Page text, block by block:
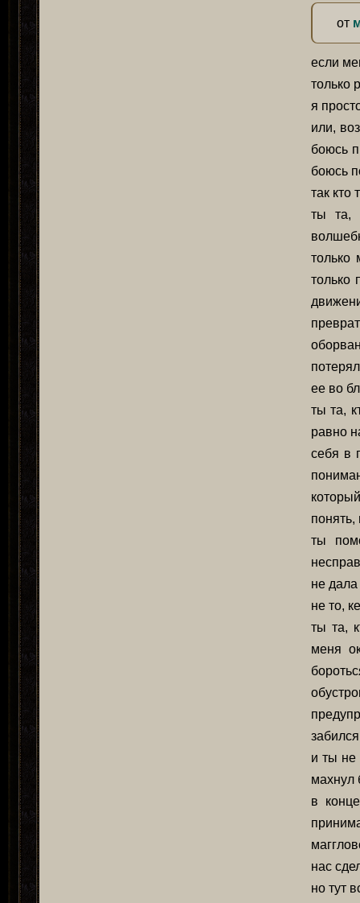
от
если
только
я
или,
боюсь
боюсь
так кто
ты та,
только
только
ее во
ты та,
равно
себя в
ты
не
не то,
ты та,
меня
и ты не
махнул
в
нас
но тут